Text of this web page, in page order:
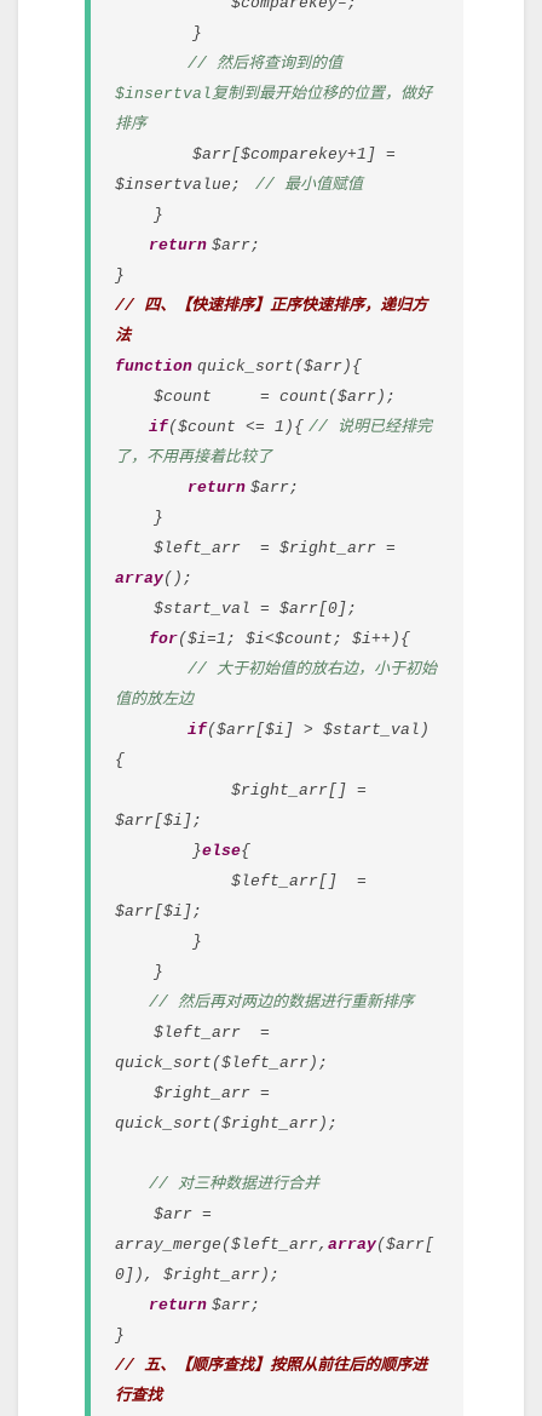
}
// 然后将查询到的值
$insertval复制到最开始位移的位置，做好
排序
$arr[$comparekey+1] =
$insertvalue;
// 最小值赋值
}
return $arr;
}
// 四、【快速排序】正序快速排序，递归方
法
function quick_sort($arr){
$count = count($arr);
if($count <= 1){ // 说明已经排完
了，不用再接着比较了
return $arr;
}
$left_arr = $right_arr =
array();
$start_val = $arr[0];
for($i=1; $i<$count; $i++){
// 大于初始值的放右边，小于初始
值的放左边
if($arr[$i] > $start_val)
{
$right_arr[] =
$arr[$i];
}else{
$left_arr[] =
$arr[$i];
}
}
// 然后再对两边的数据进行重新排序
$left_arr =
quick_sort($left_arr);
$right_arr =
quick_sort($right_arr);
// 对三种数据进行合并
$arr =
array_merge($left_arr,array($arr[
0]), $right_arr);
return $arr;
}
// 五、【顺序查找】按照从前往后的顺序进
行查找